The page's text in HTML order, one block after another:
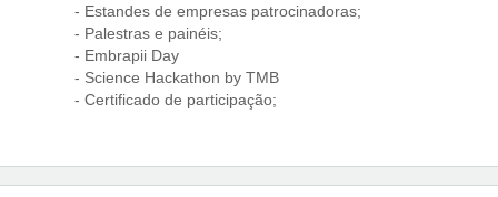
- Estandes de empresas patrocinadoras;
- Palestras e painéis;
- Embrapii Day
- Science Hackathon by TMB
- Certificado de participação;